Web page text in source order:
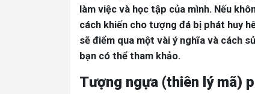
làm việc và học tập của mình. Nếu
cách khiến cho tượng đá bị phát huy
sẽ điểm qua một vài ý nghĩa và cách
bạn có thể tham khảo.
Tượng ngựa (thiên lý mã)